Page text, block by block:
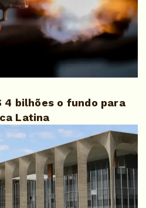
4 bilhões o fundo para
Latina